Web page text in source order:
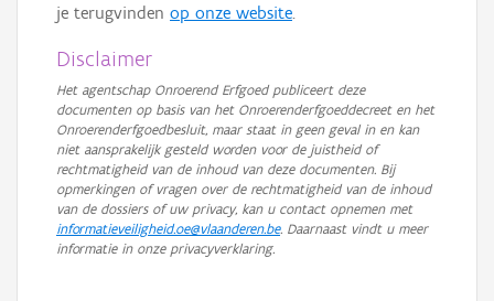
je terugvinden op onze website.
Disclaimer
Het agentschap Onroerend Erfgoed publiceert deze
documenten op basis van het Onroerenderfgoeddecreet en het
Onroerenderfgoedbesluit, maar staat in geen geval in en kan
niet aansprakelijk gesteld worden voor de juistheid of
rechtmatigheid van de inhoud van deze documenten. Bij
opmerkingen of vragen over de rechtmatigheid van de inhoud
van de dossiers of uw privacy, kan u contact opnemen met
informatieveiligheid.oe@vlaanderen.be. Daarnaast vindt u meer
informatie in onze privacyverklaring.